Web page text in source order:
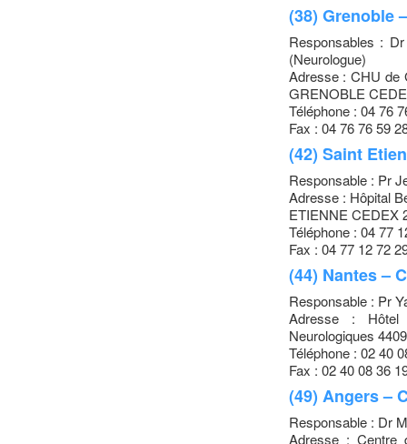
(38) Grenoble
Responsables :
(Neurologue)
Adresse : CHU de
GRENOBLE
Téléphone : 04 76
Fax : 04 76 76 59
(42) Saint
Responsable : Pr
Adresse : Hôpital
ETIENNE CEDEX
Téléphone : 04 77
Fax : 04 77 12 72
(44) Nantes –
Responsable : Pr
Adresse : Hôtel
Neurologiques
Téléphone : 02 40
Fax : 02 40 08 36
(49) Angers –
Responsable : Dr
Adresse : Centre